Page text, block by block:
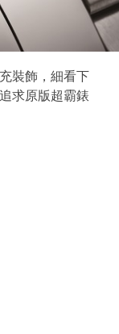
裝飾，細看下
求原版超霸錶